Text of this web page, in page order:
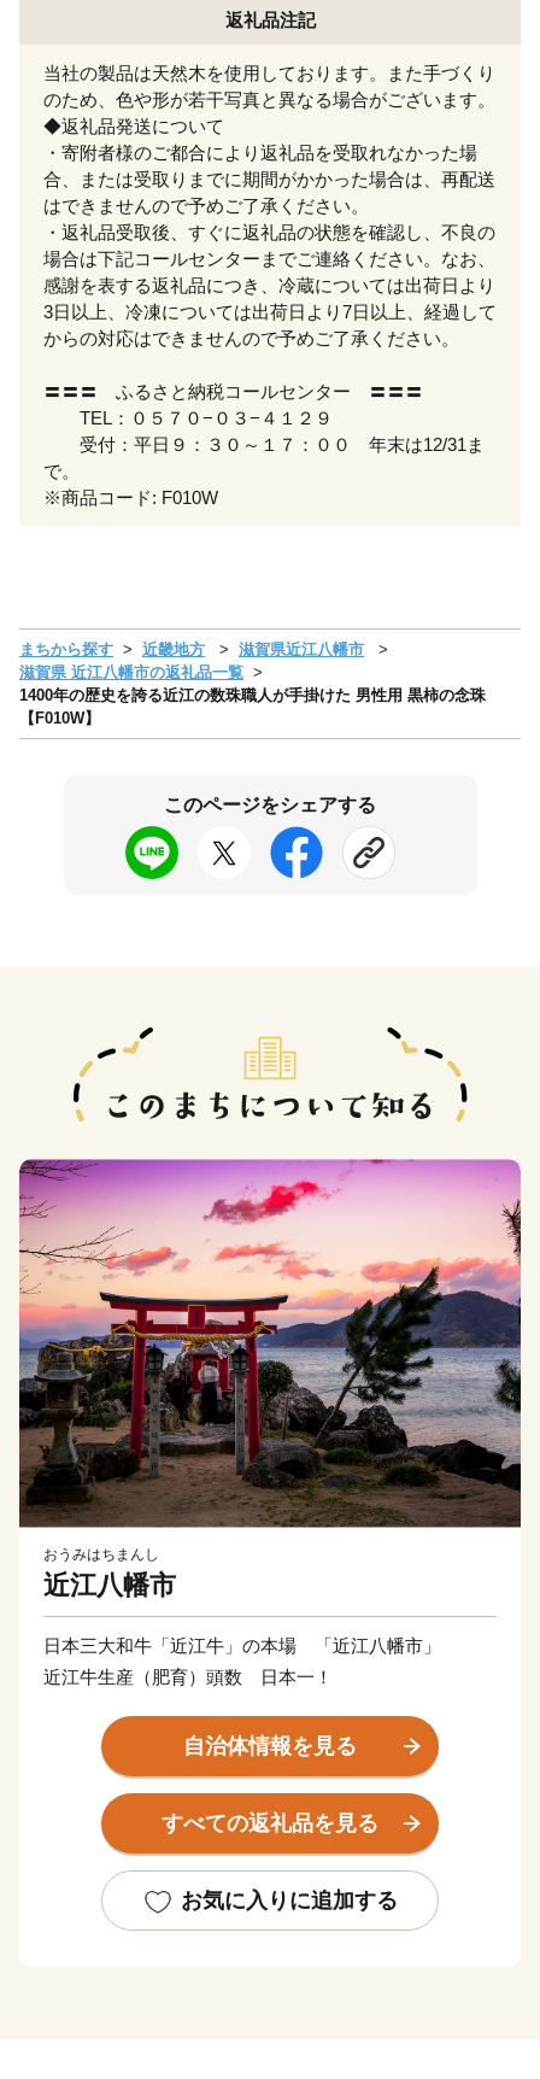
返礼品注記
当社の製品は天然木を使用しております。また手づくり
のため、色や形が若干写真と異なる場合がございます。
◆返礼品発送について
・寄附者様のご都合により返礼品を受取れなかった場
合、または受取りまでに期間がかかった場合は、再配送
はできませんので予めご了承ください。
・返礼品受取後、すぐに返礼品の状態を確認し、不良の
場合は下記コールセンターまでご連絡ください。なお、
感謝を表する返礼品につき、冷蔵については出荷日より
3日以上、冷凍については出荷日より7日以上、経過して
からの対応はできませんので予めご了承ください。
〓〓〓 ふるさと納税コールセンター 〓〓〓
TEL：０５７０−０３−４１２９
受付：平日９：３０～１７：００ 年末は12/31ま
で。
※商品コード: F010W
まちから探す 近畿地方
滋賀県近江八幡市
滋賀県 近江八幡市の返礼品一覧
1400年の歴史を誇る近江の数珠職人が手掛けた 男性用 黒柿の念珠
【F010W】
このページをシェアする
おうみはちまんし
近江八幡市
日本三大和牛「近江牛」の本場 「近江八幡市」
近江牛生産（肥育）頭数 日本一！
自治体情報を見る
すべての返礼品を見る
お気に入りに追加する